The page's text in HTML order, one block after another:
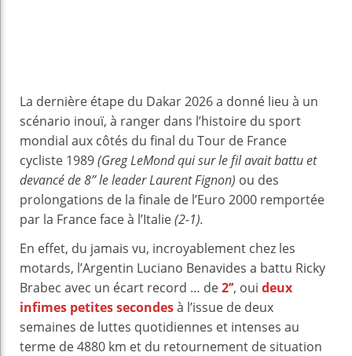
La dernière étape du Dakar 2026 a donné lieu à un
scénario inouï, à ranger dans l’histoire du sport
mondial aux côtés du final du Tour de France
cycliste 1989(Greg LeMond qui sur le fil avait battu et
devancé de 8’’ le leader Laurent Fignon) ou des
prolongations de la finale de l’Euro 2000 remportée
par la France face à l’Italie(2-1).
En effet, du jamais vu, incroyablement chez les
motards, l’Argentin Luciano Benavides a battu Ricky
Brabec avec un écart record … de2’’, oui deux
infimes petites secondesà l’issue de deux
semaines de luttes quotidiennes et intenses au
terme de 4880 km et du retournement de situation